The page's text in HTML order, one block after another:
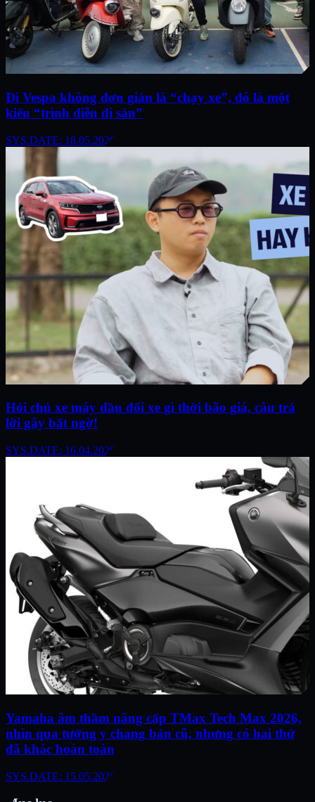
Đi Vespa không đơn giản là “chạy xe”, đó là một
kiểu “trình diễn di sản”
SYS.DATE: 18.05.2026
Hỏi chủ xe máy dầu đổi xe gì thời bão giá, câu trả
lời gây bất ngờ!
SYS.DATE: 16.04.2026
Yamaha âm thầm nâng cấp TMax Tech Max 2026,
nhìn qua tưởng y chang bản cũ, nhưng có hai thứ
đã khác hoàn toàn
SYS.DATE: 15.05.2026